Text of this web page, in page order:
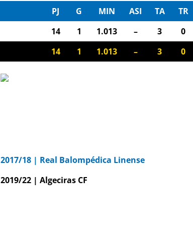
PJ G MIN ASI TA
TR
14 1 1.013 – 3
0
14 1 1.013 – 3 0
2017/18 | Real Balompédica Linense
2019/22 | Algeciras CF